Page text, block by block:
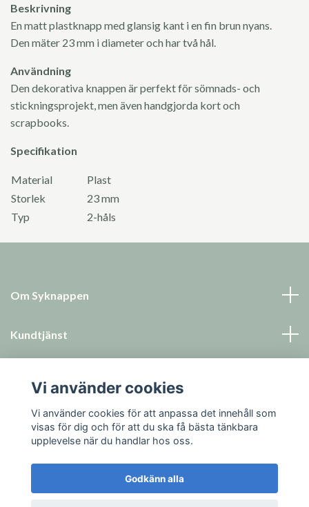
Beskrivning
En matt plastknapp med glansig kant i en fin brun nyans.
Den mäter 23 mm i diameter och har två hål.
Användning
Den dekorativa knappen är perfekt för sömnads- och
stickningsprojekt, men även handgjorda kort och
scrapbooks.
Specifikation
Material
Plast
Storlek
23 mm
Typ
2-håls
Om Syknappen
Kundtjänst
Sociala medier
Vi använder cookies
Vi använder cookies för att anpassa det innehåll som
visas för dig och för att du ska få bästa tänkbara
upplevelse när du handlar hos oss.
Godkänn alla